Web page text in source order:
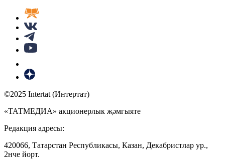
©2025 Intertat (Интертат)
«ТАТМЕДИА» акционерлык җәмгыяте
Редакция адресы:
420066, Татарстан Республикасы, Казан, Декабристлар ур.,
2нче йорт.